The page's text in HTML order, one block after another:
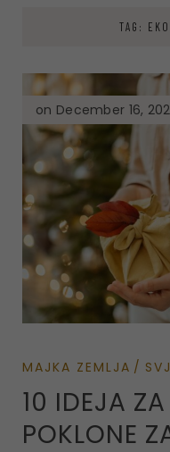
TAG:
on December 16,
MAJKA ZEMLJA
10 IDEJA
POKLONE